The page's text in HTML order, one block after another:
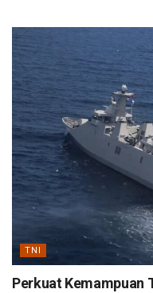
TNI
Perkuat Kemampuan